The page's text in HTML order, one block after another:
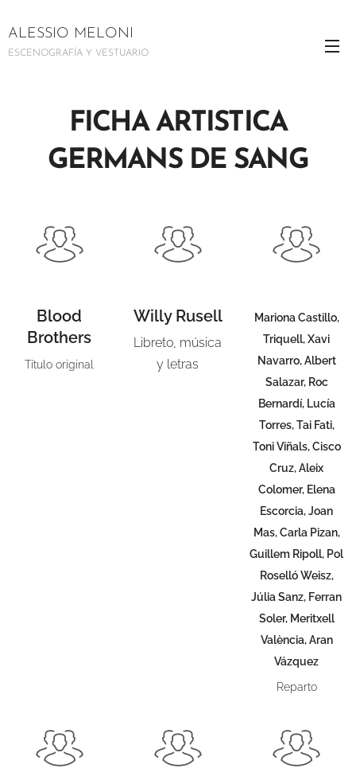
ALESSIO MELONI
ESCENOGRAFÍA Y VESTUARIO
FICHA ARTISTICA
GERMANS DE SANG
Blood
Brothers
Título original
Willy Rusell
Libreto, música
y letras
Mariona Castillo,
Triquell, Xavi
Navarro, Albert
Salazar, Roc
Bernardí, Lucía
Torres, Tai Fati,
Toni Viñals, Cisco
Cruz, Aleix
Colomer, Elena
Escorcia, Joan
Mas, Carla Pizan,
Guillem Ripoll, Pol
Roselló Weisz,
Júlia Sanz, Ferran
Soler, Meritxell
València, Aran
Vázquez
Reparto